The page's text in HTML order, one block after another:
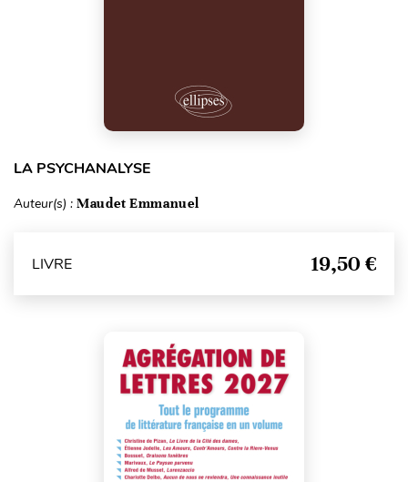
LA PSYCHANALYSE
Auteur(s) : Maudet Emmanuel
LIVRE 19,50 €